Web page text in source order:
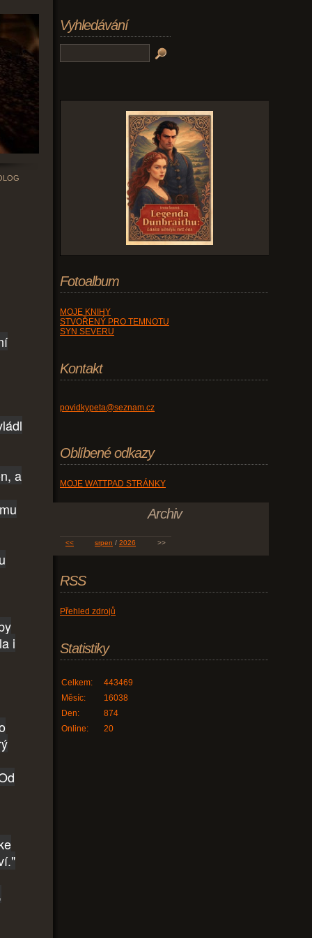
a
i
Vyhledávání
Fotoalbum
MOJE KNIHY
STVOŘENÝ PRO TEMNOTU
SYN SEVERU
Kontakt
povidkypeta@seznam.cz
Oblíbené odkazy
MOJE WATTPAD STRÁNKY
Archiv
<< srpen / 2026 >>
RSS
Přehled zdrojů
Statistiky
Online: 20
Celkem:
443469
Měsíc:
16038
Den:
874